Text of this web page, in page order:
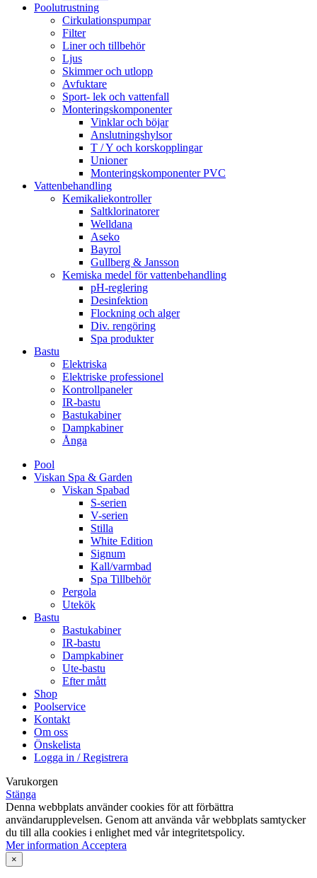
Poolutrustning
Cirkulationspumpar
Filter
Liner och tillbehör
Ljus
Skimmer och utlopp
Avfuktare
Sport- lek och vattenfall
Monteringskomponenter
Vinklar och böjar
Anslutningshylsor
T / Y och korskopplingar
Unioner
Monteringskomponenter PVC
Vattenbehandling
Kemikaliekontroller
Saltklorinatorer
Welldana
Aseko
Bayrol
Gullberg & Jansson
Kemiska medel för vattenbehandling
pH-reglering
Desinfektion
Flockning och alger
Div. rengöring
Spa produkter
Bastu
Elektriska
Elektriske professionel
Kontrollpaneler
IR-bastu
Bastukabiner
Dampkabiner
Ånga
Pool
Viskan Spa & Garden
Viskan Spabad
S-serien
V-serien
Stilla
White Edition
Signum
Kall/varmbad
Spa Tillbehör
Pergola
Utekök
Bastu
Bastukabiner
IR-bastu
Dampkabiner
Ute-bastu
Efter mått
Shop
Poolservice
Kontakt
Om oss
Önskelista
Logga in / Registrera
Varukorgen
Stänga
Denna webbplats använder cookies för att förbättra
användarupplevelsen. Genom att använda vår webbplats samtycker
du till alla cookies i enlighet med vår integritetspolicy.
Mer information Mer
Acceptera
×